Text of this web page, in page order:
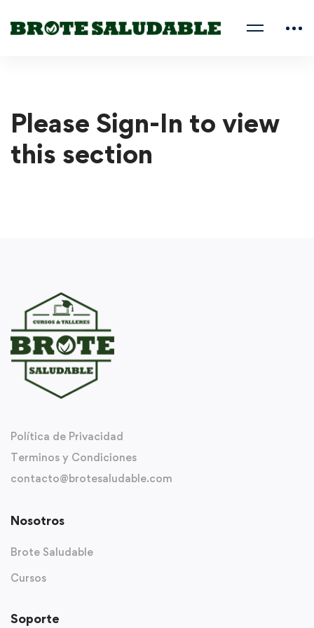
Please Sign-In to view
this section
Política de Privacidad
Terminos y Condiciones
contacto@brotesaludable.com
Nosotros
Brote Saludable
Cursos
Soporte